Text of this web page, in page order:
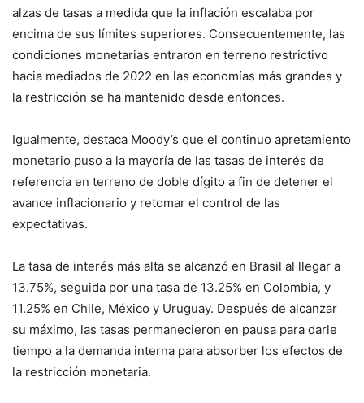
alzas de tasas a medida que la inflación escalaba por
encima de sus límites superiores. Consecuentemente, las
condiciones monetarias entraron en terreno restrictivo
hacia mediados de 2022 en las economías más grandes y
la restricción se ha mantenido desde entonces.
Igualmente, destaca Moody’s que el continuo apretamiento
monetario puso a la mayoría de las tasas de interés de
referencia en terreno de doble dígito a fin de detener el
avance inflacionario y retomar el control de las
expectativas.
La tasa de interés más alta se alcanzó en Brasil al llegar a
13.75%, seguida por una tasa de 13.25% en Colombia, y
11.25% en Chile, México y Uruguay. Después de alcanzar
su máximo, las tasas permanecieron en pausa para darle
tiempo a la demanda interna para absorber los efectos de
la restricción monetaria.